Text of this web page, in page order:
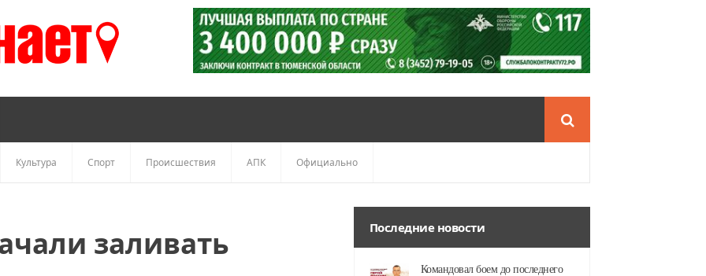
Культура Спорт Происшествия АПК Официально
заливать
Последние новости
Командовал боем до последнего